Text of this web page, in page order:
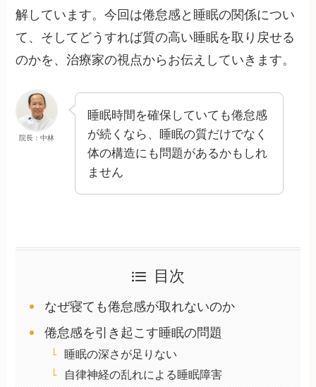
解しています。今回は倦怠感と睡眠の関係につい
て、そしてどうすれば質の高い睡眠を取り戻せる
のかを、治療家の視点からお伝えしていきます。
院長：中林
睡眠時間を確保していても倦怠感
が続くなら、睡眠の質だけでなく
体の構造にも問題があるかもしれ
ません
目次
なぜ寝ても倦怠感が取れないのか
倦怠感を引き起こす睡眠の問題
睡眠の深さが足りない
自律神経の乱れによる睡眠障害